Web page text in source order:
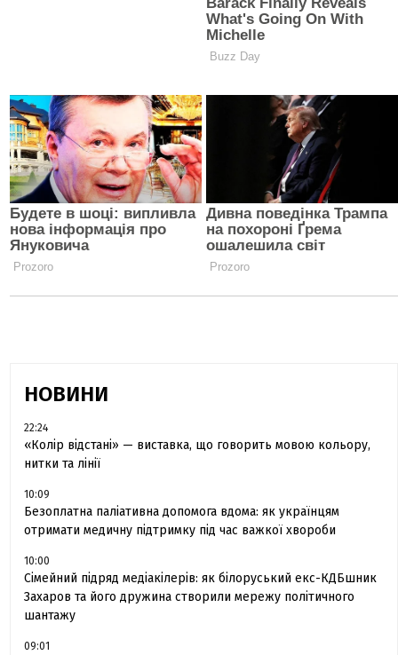
НОВИНИ
22:24
«Колір відстані» — виставка, що говорить мовою кольору,
нитки та лінії
10:09
Безоплатна паліативна допомога вдома: як українцям
отримати медичну підтримку під час важкої хвороби
10:00
Сімейний підряд медіакілерів: як білоруський екс-КДБшник
Захаров та його дружина створили мережу політичного
шантажу
09:01